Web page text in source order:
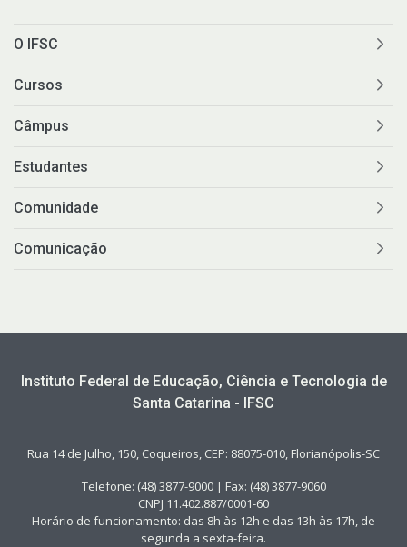
O IFSC
Cursos
Câmpus
Estudantes
Comunidade
Comunicação
Instituto Federal de Educação, Ciência e Tecnologia de
Santa Catarina - IFSC
Rua 14 de Julho, 150, Coqueiros, CEP: 88075-010, Florianópolis-SC
Telefone: (48) 3877-9000 | Fax: (48) 3877-9060
CNPJ 11.402.887/0001-60
Horário de funcionamento: das 8h às 12h e das 13h às 17h, de
segunda a sexta-feira.